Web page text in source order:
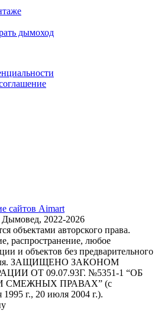
дымоход
сайтов Aimart
2022-2026
объектами авторского права.
распространение, любое
и объектов без предварительного
ЗАЩИЩЕНО ЗАКОНОМ
ОТ 09.07.93Г. №5351-1 “ОБ
СМЕЖНЫХ ПРАВАХ” (с
г., 20 июля 2004 г.).